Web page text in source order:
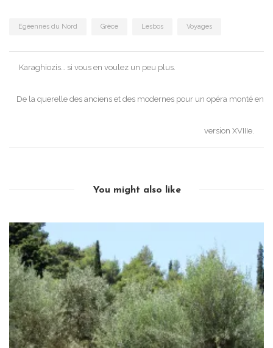
Egéennes du Nord Grèce Lesbos Voyages
Post
Karaghiozis… si vous en voulez un peu plus.
De la querelle des anciens et des modernes pour un opéra monté en
version XVIIIe.
You might also like